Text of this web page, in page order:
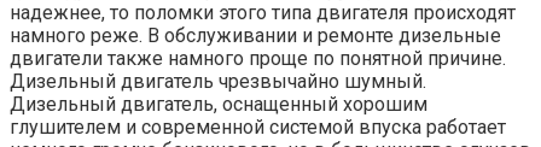
надежнее, то поломки этого типа двигателя происходят
намного реже. В обслуживании и ремонте дизельные
двигатели также намного проще по понятной причине.
Дизельный двигатель чрезвычайно шумный.
Дизельный двигатель, оснащенный хорошим
глушителем и современной системой впуска работает